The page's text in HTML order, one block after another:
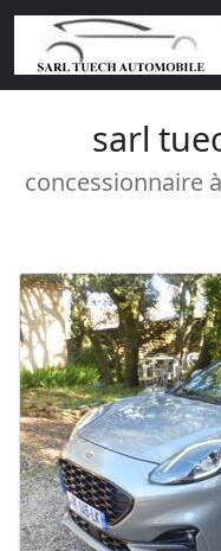
sarl
concessionnaire